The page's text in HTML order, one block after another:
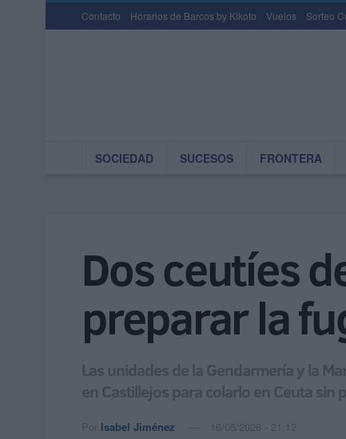
Contacto Horarios de Barcos by Kikoto Vuelos Sorteo
SOCIEDAD SUCESOS FRONTERA
Dos ceutíes
preparar la
Las unidades de la Gendarmería y la
en Castillejos para colarlo en Ceuta sin
Por Isabel Jiménez 16/05/2026 - 21:12